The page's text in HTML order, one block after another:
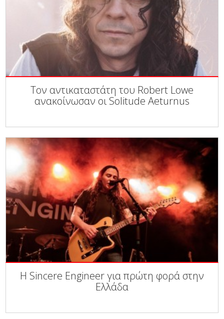
Τον αντικαταστάτη του Robert Lowe
ανακοίνωσαν οι Solitude Aeturnus
Η Sincere Engineer για πρώτη φορά στην
Ελλάδα